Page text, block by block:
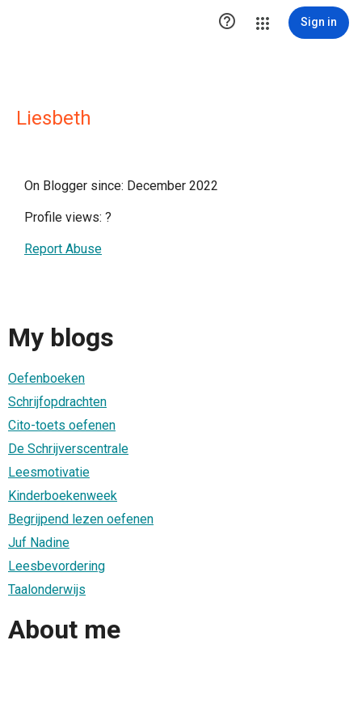
 Sign in
Liesbeth
On Blogger since: December 2022
Profile views: ?
Report Abuse
My blogs
Oefenboeken
Schrijfopdrachten
Cito-toets oefenen
De Schrijverscentrale
Leesmotivatie
Kinderboekenweek
Begrijpend lezen oefenen
Juf Nadine
Leesbevordering
Taalonderwijs
About me